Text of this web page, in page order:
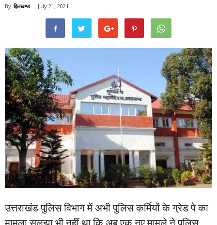
By हिलखण्ड - July 21, 2021
उत्तराखंड पुलिस विभाग में अभी पुलिस कर्मियों के ग्रेड पे का